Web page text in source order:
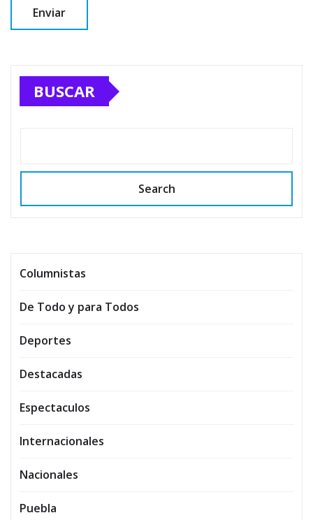
BUSCAR
Search
Columnistas
De Todo y para Todos
Deportes
Destacadas
Espectaculos
Internacionales
Nacionales
Puebla